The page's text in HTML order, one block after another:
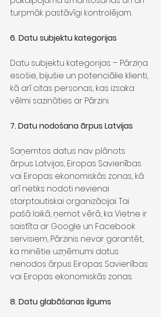
turpmāk pastāvīgi kontrolējam.
6. Datu subjektu kategorijas
Datu subjektu kategorijas – Pārziņa
esošie, bijušie un potenciālie klienti,
kā arī citas personas, kas izsaka
vēlmi sazināties ar Pārzini.
7. Datu nodošana ārpus Latvijas
Saņemtos datus nav plānots
ārpus Latvijas, Eiropas Savienības
vai Eiropas ekonomiskās zonas, kā
arī netiks nodoti nevienai
starptautiskai organizācijai. Tai
pašā laikā, ņemot vērā, ka Vietne ir
saistīta ar Google un Facebook
servisiem, Pārzinis nevar garantēt,
ka minētie uzņēmumi datus
nenodos ārpus Eiropas Savienības
vai Eiropas ekonomiskās zonas.
8. Datu glabāšanas ilgums